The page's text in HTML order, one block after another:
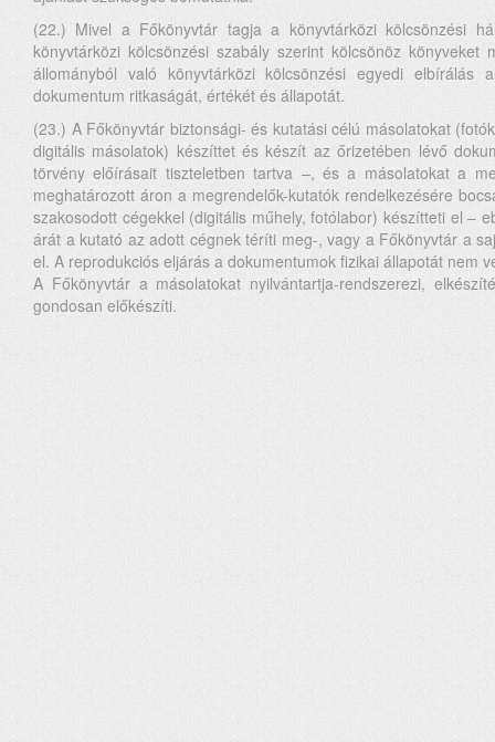
(22.) Mivel a Főkönyvtár tagja a könyvtárközi kölcsönzési
könyvtárközi kölcsönzési szabály szerint kölcsönöz könyveket
állományból való könyvtárközi kölcsönzési egyedi elbírálás
dokumentum ritkaságát, értékét és állapotát.
(23.) A Főkönyvtár biztonsági- és kutatási célú másolatokat
digitális másolatok) készíttet és készít az őrizetében lévő
törvény előírásait tiszteletben tartva –, és a másolatokat a
meghatározott áron a megrendelők-kutatók rendelkezésére
szakosodott cégekkel (digitális műhely, fotólabor) készítteti el –
árát a kutató az adott cégnek téríti meg-, vagy a Főkönyvtár a
el. A reprodukciós eljárás a dokumentumok fizikai állapotát nem
A Főkönyvtár a másolatokat nyilvántartja-rendszerezi,
gondosan előkészíti.